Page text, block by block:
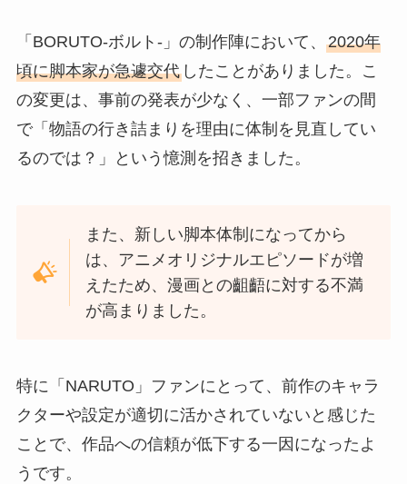
「BORUTO-ボルト-」の制作陣において、 2020年
頃に脚本家が急遽交代したことがありました。こ
の変更は、事前の発表が少なく、一部ファンの間
で「物語の行き詰まりを理由に体制を見直してい
るのでは？」という憶測を招きました。
また、新しい脚本体制になってから
は、アニメオリジナルエピソードが増
えたため、漫画との齟齬に対する不満
が高まりました。
特に「NARUTO」ファンにとって、前作のキャラ
クターや設定が適切に活かされていないと感じた
ことで、作品への信頼が低下する一因になったよ
うです。